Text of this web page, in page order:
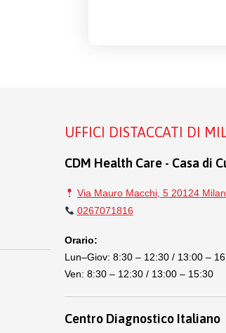
UFFICI DISTACCATI DI
CDM Health Care - Casa di
Via Mauro Macchi, 5 20124
0267071816
Orario:
Lun–Giov: 8:30 – 12:30 / 13:00 –
Ven: 8:30 – 12:30 / 13:00 – 15:30
Centro Diagnostico Italiano